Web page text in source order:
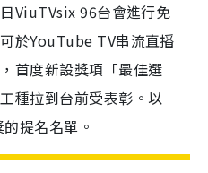
ViuTVsix 96台會進行免
於YouTube TV串流直播
首度新設獎項「最佳選
種拉到台前受表彰。以
提名名單。